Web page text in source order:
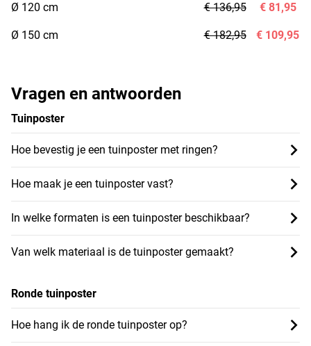
Vragen en antwoorden
Tuinposter
Hoe bevestig je een tuinposter met ringen?
Hoe maak je een tuinposter vast?
In welke formaten is een tuinposter beschikbaar?
Van welk materiaal is de tuinposter gemaakt?
Ronde tuinposter
Hoe hang ik de ronde tuinposter op?
Ø 120 cm
Ø 150 cm
€ 136,95
€ 182,95
€ 81,95
€ 109,95